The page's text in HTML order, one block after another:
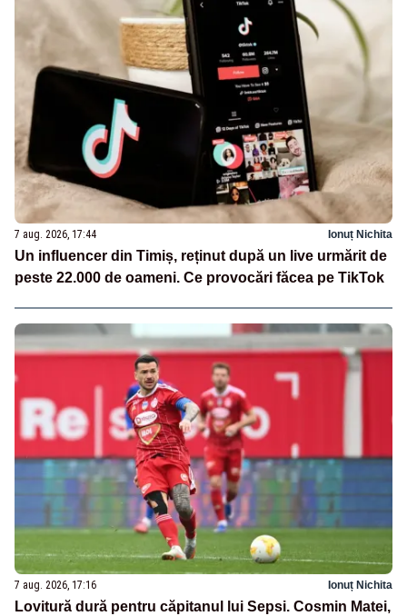
7 aug. 2026, 17:44 Ionuț Nichita
Un influencer din Timiș, reținut după un live urmărit de
peste 22.000 de oameni. Ce provocări făcea pe TikTok
7 aug. 2026, 17:16 Ionuț Nichita
Lovitură dură pentru căpitanul lui Sepsi. Cosmin Matei,